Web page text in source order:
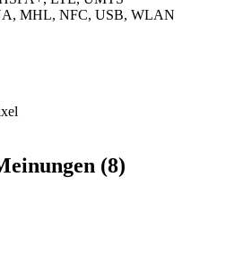
MHL, NFC, USB, WLAN
(8)